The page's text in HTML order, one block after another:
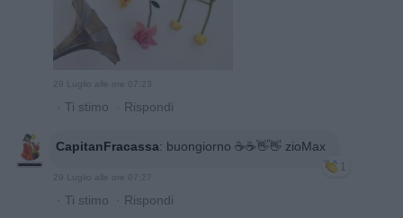
29 Luglio alle ore 07:23
· Ti stimo · Rispondi
CapitanFracassa: buongiorno ☕️☕️👋👋 zioMax
1
29 Luglio alle ore 07:27
· Ti stimo · Rispondi